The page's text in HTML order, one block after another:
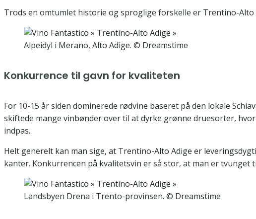
Trods en omtumlet historie og sproglige forskelle er Trentino-
Alpeidyl i Merano, Alto Adige. © Dreamstime
Konkurrence til gavn for kvaliteten
For 10-15 år siden dominerede rødvine baseret på den lokale
skiftede mange vinbønder over til at dyrke grønne druesorter,
indpas.
Helt generelt kan man sige, at Trentino-Alto Adige er
kanter. Konkurrencen på kvalitetsvin er så stor, at man er
Landsbyen Drena i Trento-provinsen. © Dreamstime